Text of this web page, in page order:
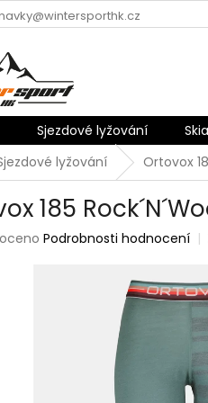
Sjezdové lyžování
lyžování Ortovox
185
Podrobnosti hodnocení